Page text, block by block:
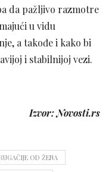
da pažljivo razmotre
u vidu
a takođe i kako bi
i stabilnijoj vezi.
Izvor: Novosti.rs
OD ŽENA